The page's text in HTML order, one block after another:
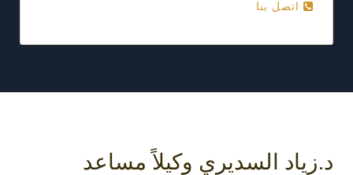
اتصل بنا
د.زياد السديري وكيلاً مساعد